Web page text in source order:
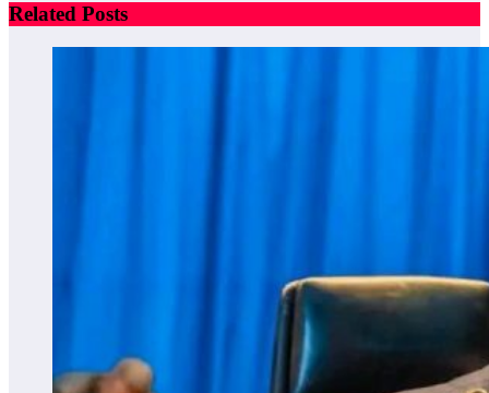
Related Posts